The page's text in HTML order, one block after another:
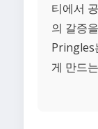
티에서
의 갈증
Pringles
게 만드